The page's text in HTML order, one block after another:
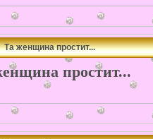
Та женщина простит...
простит...